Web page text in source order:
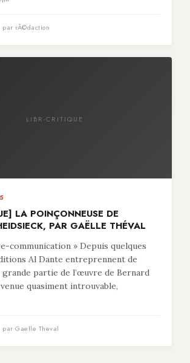
rÃ©daction
LIBR-CRITIQUE
LA POINÇONNEUSE DE
PAR GAËLLE THÉVAL
communication » Depuis quelques
Al Dante entreprennent de
partie de l’œuvre de Bernard
quasiment introuvable,
Gaelle Theval